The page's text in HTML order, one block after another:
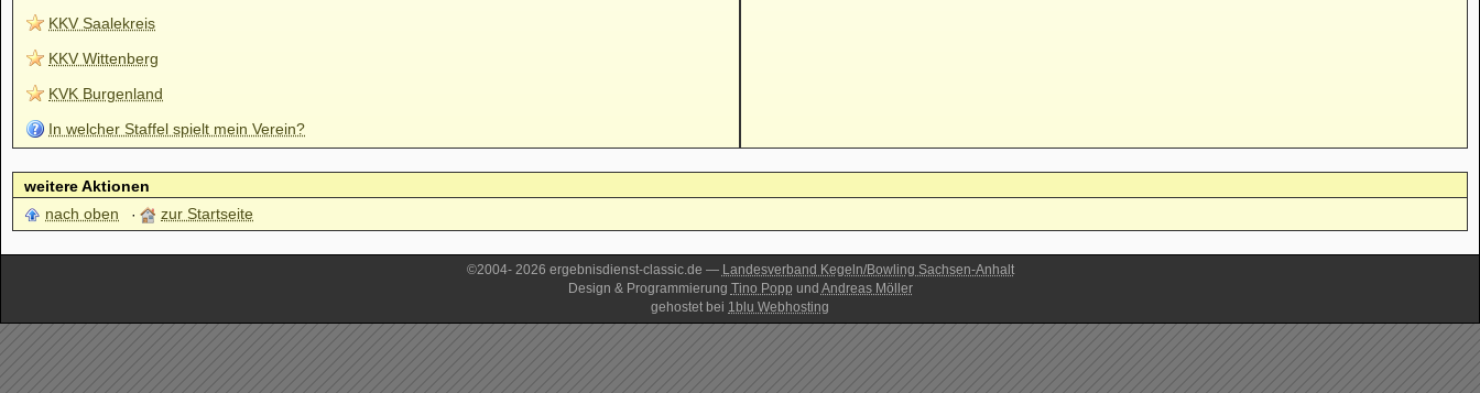
KKV Saalekreis
KKV Wittenberg
KVK Burgenland
In welcher Staffel spielt mein Verein?
weitere Aktionen
nach oben
zur Startseite
©2004- 2026 ergebnisdienst-classic.de — Landesverband Kegeln/Bowling Sachsen-Anhalt
Design & Programmierung Tino Popp und Andreas Möller
gehostet bei 1blu Webhosting